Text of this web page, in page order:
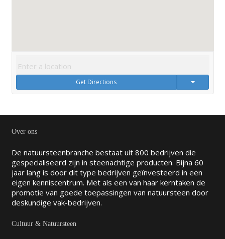
Get Directions
Over ons
De natuursteenbranche bestaat uit 800 bedrijven die
gespecialiseerd zijn in steenachtige producten. Bijna 60
jaar lang is door dit type bedrijven geïnvesteerd in een
eigen kenniscentrum. Met als een van haar kerntaken de
promotie van goede toepassingen van natuursteen door
deskundige vak-bedrijven.
Cultuur & Natuursteen